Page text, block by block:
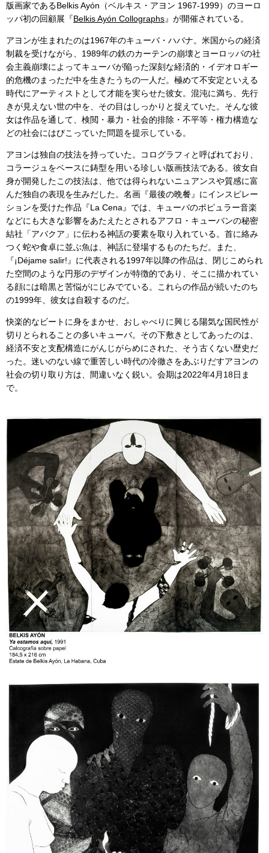
版画家であるBelkis Ayón（ベルキス・アヨン 1967-1999）のヨーロ
ッパ初の回顧展『Belkis Ayón Collographs』が開催されている。
アヨンが生まれたのは1967年のキューバ・ハバナ。米国からの経済
制裁を受けながら、1989年の鉄のカーテンの崩壊とヨーロッパの社
会主義崩壊によってキューバが陥った深刻な経済的・イデオロギー
的危機のまっただ中を生きたうちの一人だ。極めて不安定といえる
時代にアーティストとして才能を実らせた彼女。混沌に満ち、先行
きが見えない世の中を、その目はしっかりと捉えていた。そんな彼
女は作品を通して、検閲・暴力・社会的排除・不平等・権力構造な
どの社会にはびこっていた問題を提示している。
アヨンは独自の技法を持っていた。コログラフィと呼ばれており、
コラージュをベースに鋳型を用いる珍しい版画技法である。彼女自
身が開発したこの技法は、他では得られないニュアンスや質感に富
んだ独自の表現を生みだした。名画『最後の晩餐』にインスピレー
ションを受けた作品『La Cena』では、キューバのポピュラー音楽
などにも大きな影響をあたえたとされるアフロ・キューバンの秘密
結社「アバクア」に伝わる神話の要素を取り入れている。首に絡み
つく蛇や食卓に並ぶ魚は、神話に登場するものたちだ。また、
『¡Déjame salir!』に代表される1997年以降の作品は、閉じこめられ
た空間のような円形のデザインが特徴的であり、そこに描かれてい
る顔には暗黒と苦悩がにじみでている。これらの作品が続いたのち
の1999年、彼女は自殺するのだ。
快楽的なビートに身をまかせ、おしゃべりに興じる陽気な国民性が
切りとられることの多いキューバ。その下敷きとしてあったのは、
経済不安と支配構造にがんじがらめにされた、そう古くない歴史だ
った。迷いのない線で重苦しい時代の冷徹さをあぶりだすアヨンの
社会の切り取り方は、間違いなく鋭い。会期は2022年4月18日ま
で。